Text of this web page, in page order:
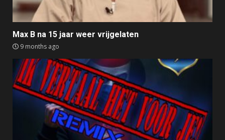
Max B na 15 jaar weer vrijgelaten
9 months ago